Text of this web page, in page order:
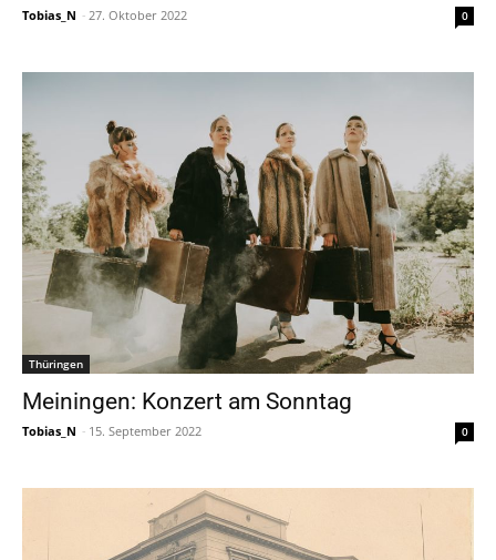
Tobias_N - 27. Oktober 2022 0
Thüringen
Meiningen: Konzert am Sonntag
Tobias_N - 15. September 2022 0